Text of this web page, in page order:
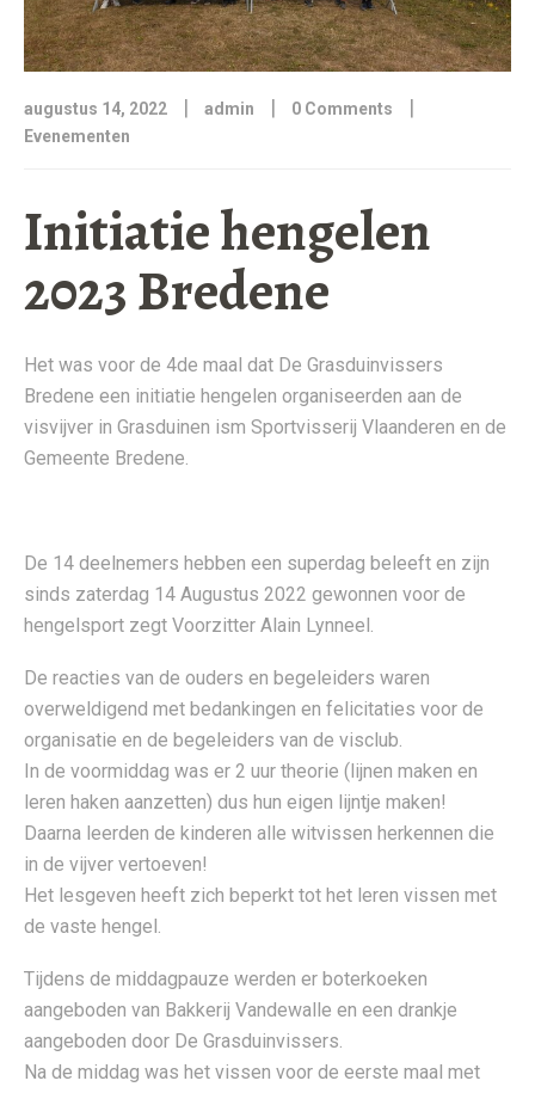
augustus 14, 2022 | admin | 0 Comments |
Evenementen
Initiatie hengelen
2023 Bredene
Het was voor de 4de maal dat De Grasduinvissers
Bredene een initiatie hengelen organiseerden aan de
visvijver in Grasduinen ism Sportvisserij Vlaanderen en de
Gemeente Bredene.
De 14 deelnemers hebben een superdag beleeft en zijn
sinds zaterdag 14 Augustus 2022 gewonnen voor de
hengelsport zegt Voorzitter Alain Lynneel.
De reacties van de ouders en begeleiders waren
overweldigend met bedankingen en felicitaties voor de
organisatie en de begeleiders van de visclub.
In de voormiddag was er 2 uur theorie (lijnen maken en
leren haken aanzetten) dus hun eigen lijntje maken!
Daarna leerden de kinderen alle witvissen herkennen die
in de vijver vertoeven!
Het lesgeven heeft zich beperkt tot het leren vissen met
de vaste hengel.
Tijdens de middagpauze werden er boterkoeken
aangeboden van Bakkerij Vandewalle en een drankje
aangeboden door De Grasduinvissers.
Na de middag was het vissen voor de eerste maal met